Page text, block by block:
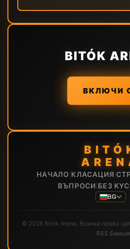
BITÓK
ВКЛЮЧИ
НАЧАЛО КЛАСАЦИЯ |
ВЪПРОСИ БЕЗ KYC
BG
© 2026 Bitok Arena. Всички права
· RSS